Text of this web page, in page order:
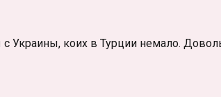
Украины, коих в Турции немало.